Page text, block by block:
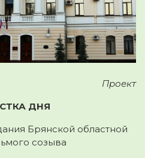
Проект
ДНЯ
Брянской областной
созыва